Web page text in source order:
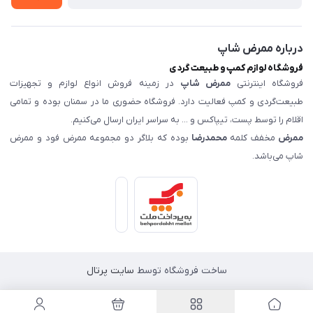
درباره ممرض شاپ
فروشگاه لوازم کمپ و طبیعت گردی
فروشگاه اینترنتیممرض شاپ در زمینه فروش انواع لوازم و تجهیزات
طبیعت‌گردی و کمپ فعالیت دارد. فروشگاه حضوری ما در سمنان بوده و تمامی
اقلام را توسط پست، تیپاکس و ... به سراسر ایران ارسال می‌کنیم.
ممرض مخفف کلمهمحمدرضا بوده که بلاگر دو مجموعه ممرض فود و ممرض
شاپ می‌باشد.
ساخت فروشگاه توسط سایت پرتال